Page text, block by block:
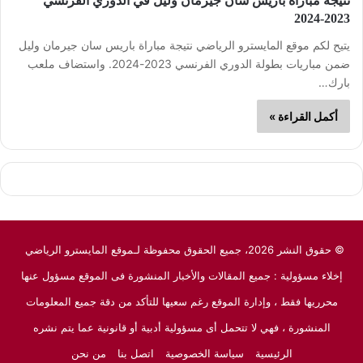
2023-2024
يتيح لكم موقع المايسترو الرياضي نتيجة مباراة باريس سان جيرمان وليل
ضمن مباريات بطولة الدوري الفرنسي 2023-2024. واستضاف ملعب
بارك…
أكمل القراءة »
© حقوق النشر 2026، جميع الحقوق محفوظة لـموقع المايسترو الرياضي
إخلاء مسؤولية : جميع المقالات والأخبار المنشورة فى الموقع مسؤول عنها
محرريها فقط ، وإدارة الموقع رغم سعيها للتأكد من دقة جميع المعلومات
المنشورة ، فهي لا تتحمل أى مسؤولية أدبية أو قانونية عما يتم نشره
الرئيسية
سياسة الخصوصية اتصل بنا من نحن